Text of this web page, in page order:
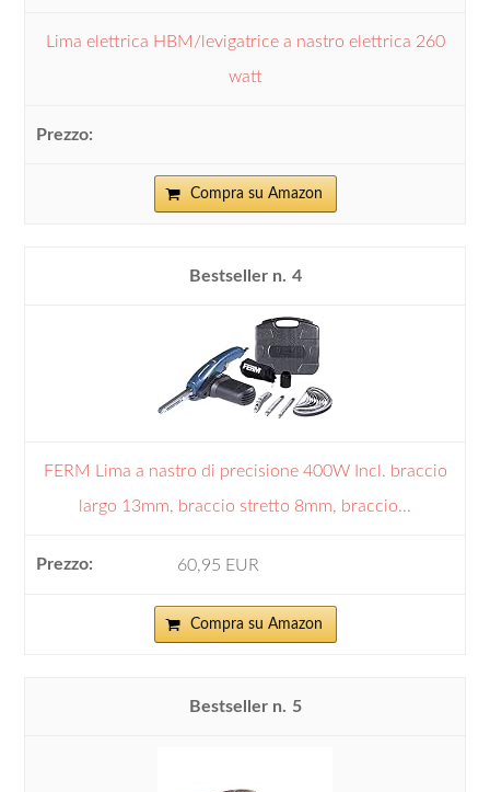
Lima elettrica HBM/levigatrice a nastro elettrica 260
watt
Compra su Amazon
4
FERM Lima a nastro di precisione 400W Incl. braccio
largo 13mm, braccio stretto 8mm, braccio...
60,95 EUR
Compra su Amazon
5